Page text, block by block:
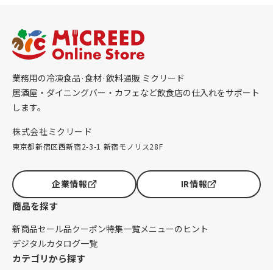
業務用の冷凍食品·食材·飲料通販 ミクリード
居酒屋・ダイニングバー・カフェなど飲食店の仕入れをサポート
します。
株式会社ミクリード
東京都新宿区西新宿2-3-1 新宿モノリス28F
企業情報 IR情報
商品を探す
新商品セール品クーポン特集一覧メニューのヒント
デジタルカタログ一覧
カテゴリから探す